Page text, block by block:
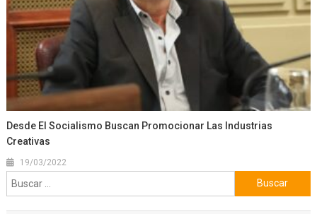
Desde El Socialismo Buscan Promocionar Las Industrias
Creativas
19/03/2022
Buscar: